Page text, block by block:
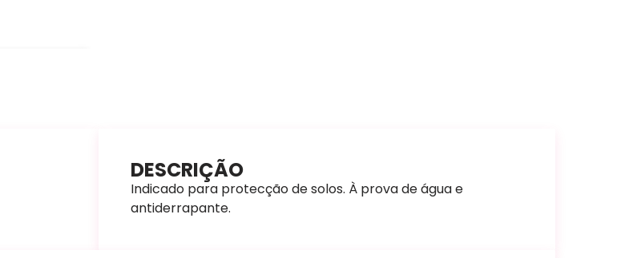
DESCRIÇÃO
Indicado para protecção de solos. À prova de água e
antiderrapante.